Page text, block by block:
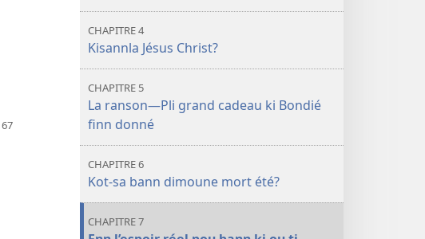
CHAPITRE 4
Kisannla Jésus Christ?
CHAPITRE 5
La ranson—Pli grand cadeau ki Bondié
finn donné
CHAPITRE 6
Kot-sa bann dimoune mort été?
CHAPITRE 7